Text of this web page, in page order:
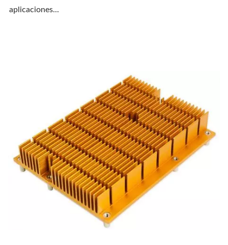
aplicaciones...